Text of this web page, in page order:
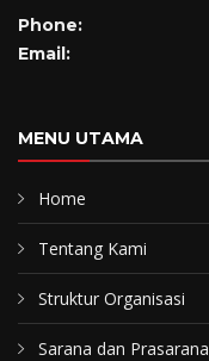
Phone:
Email:
MENU UTAMA
Home
Tentang Kami
Struktur Organisasi
Sarana dan Prasarana